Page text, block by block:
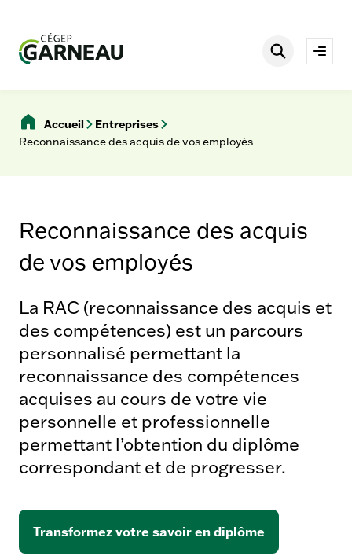
contenu
Rechercher
i
Accueil Entreprises
Reconnaissance des acquis de vos employés
Reconnaissance des acquis
de vos employés
La RAC (reconnaissance des acquis et
des compétences) est un parcours
personnalisé permettant la
reconnaissance des compétences
acquises au cours de votre vie
personnelle et professionnelle
permettant l’obtention du diplôme
correspondant et de progresser.
Transformez votre savoir en diplôme